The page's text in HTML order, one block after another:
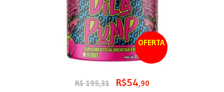
OFERTA
R$ 195,31 R$54,90